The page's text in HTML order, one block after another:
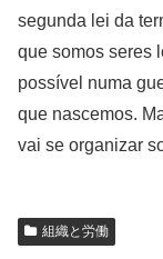
segunda lei da
que somos seres
possível numa
que nascemos.
vai se organizar
組織と労働